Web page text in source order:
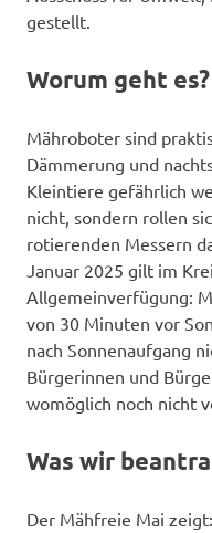
gestellt.
Worum geht es?
Mähroboter sind
Dämmerung und
Kleintiere gefährlich
nicht, sondern rollen
rotierenden Messern
Januar 2025 gilt im
Allgemeinverfügung:
von 30 Minuten vor
nach Sonnenaufgang
Bürgerinnen und
womöglich noch nicht
Was wir
Der Mähfreie Mai